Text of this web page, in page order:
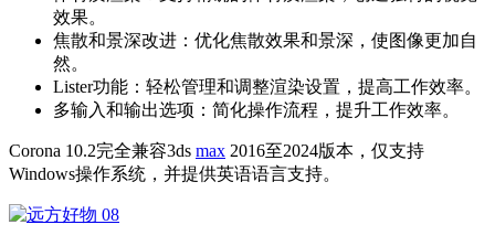
效果。
焦散和景深改进：优化焦散效果和景深，使图像更加自
然。
Lister功能：轻松管理和调整渲染设置，提高工作效率。
多输入和输出选项：简化操作流程，提升工作效率。
Corona 10.2完全兼容3ds max 2016至2024版本，仅支持
Windows操作系统，并提供英语语言支持。